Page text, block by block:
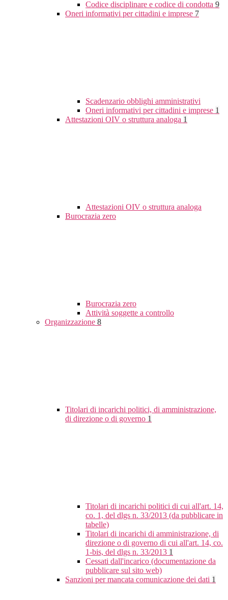
Codice disciplinare e codice di condotta 9
Oneri informativi per cittadini e imprese 7
Scadenzario obblighi amministrativi
Oneri informativi per cittadini e imprese 1
Attestazioni OIV o struttura analoga 1
Attestazioni OIV o struttura analoga
Burocrazia zero
Burocrazia zero
Attività soggette a controllo
Organizzazione 8
Titolari di incarichi politici, di amministrazione,
di direzione o di governo 1
Titolari di incarichi politici di cui all'art. 14,
co. 1, del dlgs n. 33/2013 (da pubblicare in
tabelle)
Titolari di incarichi di amministrazione, di
direzione o di governo di cui all'art. 14, co.
1-bis, del dlgs n. 33/2013 1
Cessati dall'incarico (documentazione da
pubblicare sul sito web)
Sanzioni per mancata comunicazione dei dati 1